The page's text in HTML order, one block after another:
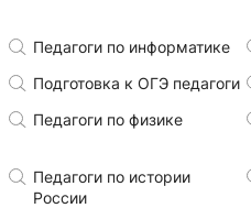
Педагоги по информатике
Подготовка к ОГЭ педагоги
Педагоги по физике
Педагоги по истории
России